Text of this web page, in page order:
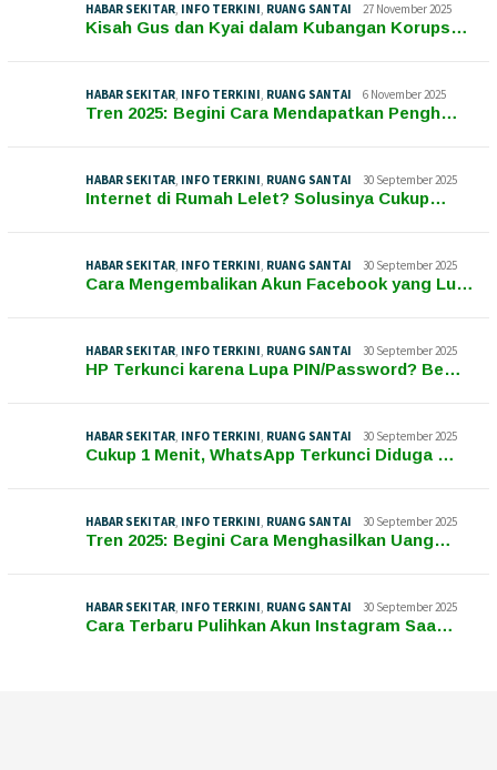
HABAR SEKITAR, INFO TERKINI, RUANG SANTAI 27 November 2025
Kisah Gus dan Kyai dalam Kubangan Korups…
HABAR SEKITAR, INFO TERKINI, RUANG SANTAI 6 November 2025
Tren 2025: Begini Cara Mendapatkan Pengh…
HABAR SEKITAR, INFO TERKINI, RUANG SANTAI 30 September 2025
Internet di Rumah Lelet? Solusinya Cukup…
HABAR SEKITAR, INFO TERKINI, RUANG SANTAI 30 September 2025
Cara Mengembalikan Akun Facebook yang Lu…
HABAR SEKITAR, INFO TERKINI, RUANG SANTAI 30 September 2025
HP Terkunci karena Lupa PIN/Password? Be…
HABAR SEKITAR, INFO TERKINI, RUANG SANTAI 30 September 2025
Cukup 1 Menit, WhatsApp Terkunci Diduga …
HABAR SEKITAR, INFO TERKINI, RUANG SANTAI 30 September 2025
Tren 2025: Begini Cara Menghasilkan Uang…
HABAR SEKITAR, INFO TERKINI, RUANG SANTAI 30 September 2025
Cara Terbaru Pulihkan Akun Instagram Saa…